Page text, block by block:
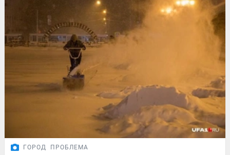
ГОРОД ПРОБЛЕМА